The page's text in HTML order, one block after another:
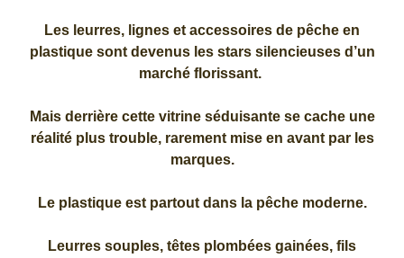
Les leurres, lignes et accessoires de pêche en
plastique sont devenus les stars silencieuses d’un
marché florissant.
Mais derrière cette vitrine séduisante se cache une
réalité plus trouble, rarement mise en avant par les
marques.
Le plastique est partout dans la pêche moderne.
Leurres souples, têtes plombées gainées, fils